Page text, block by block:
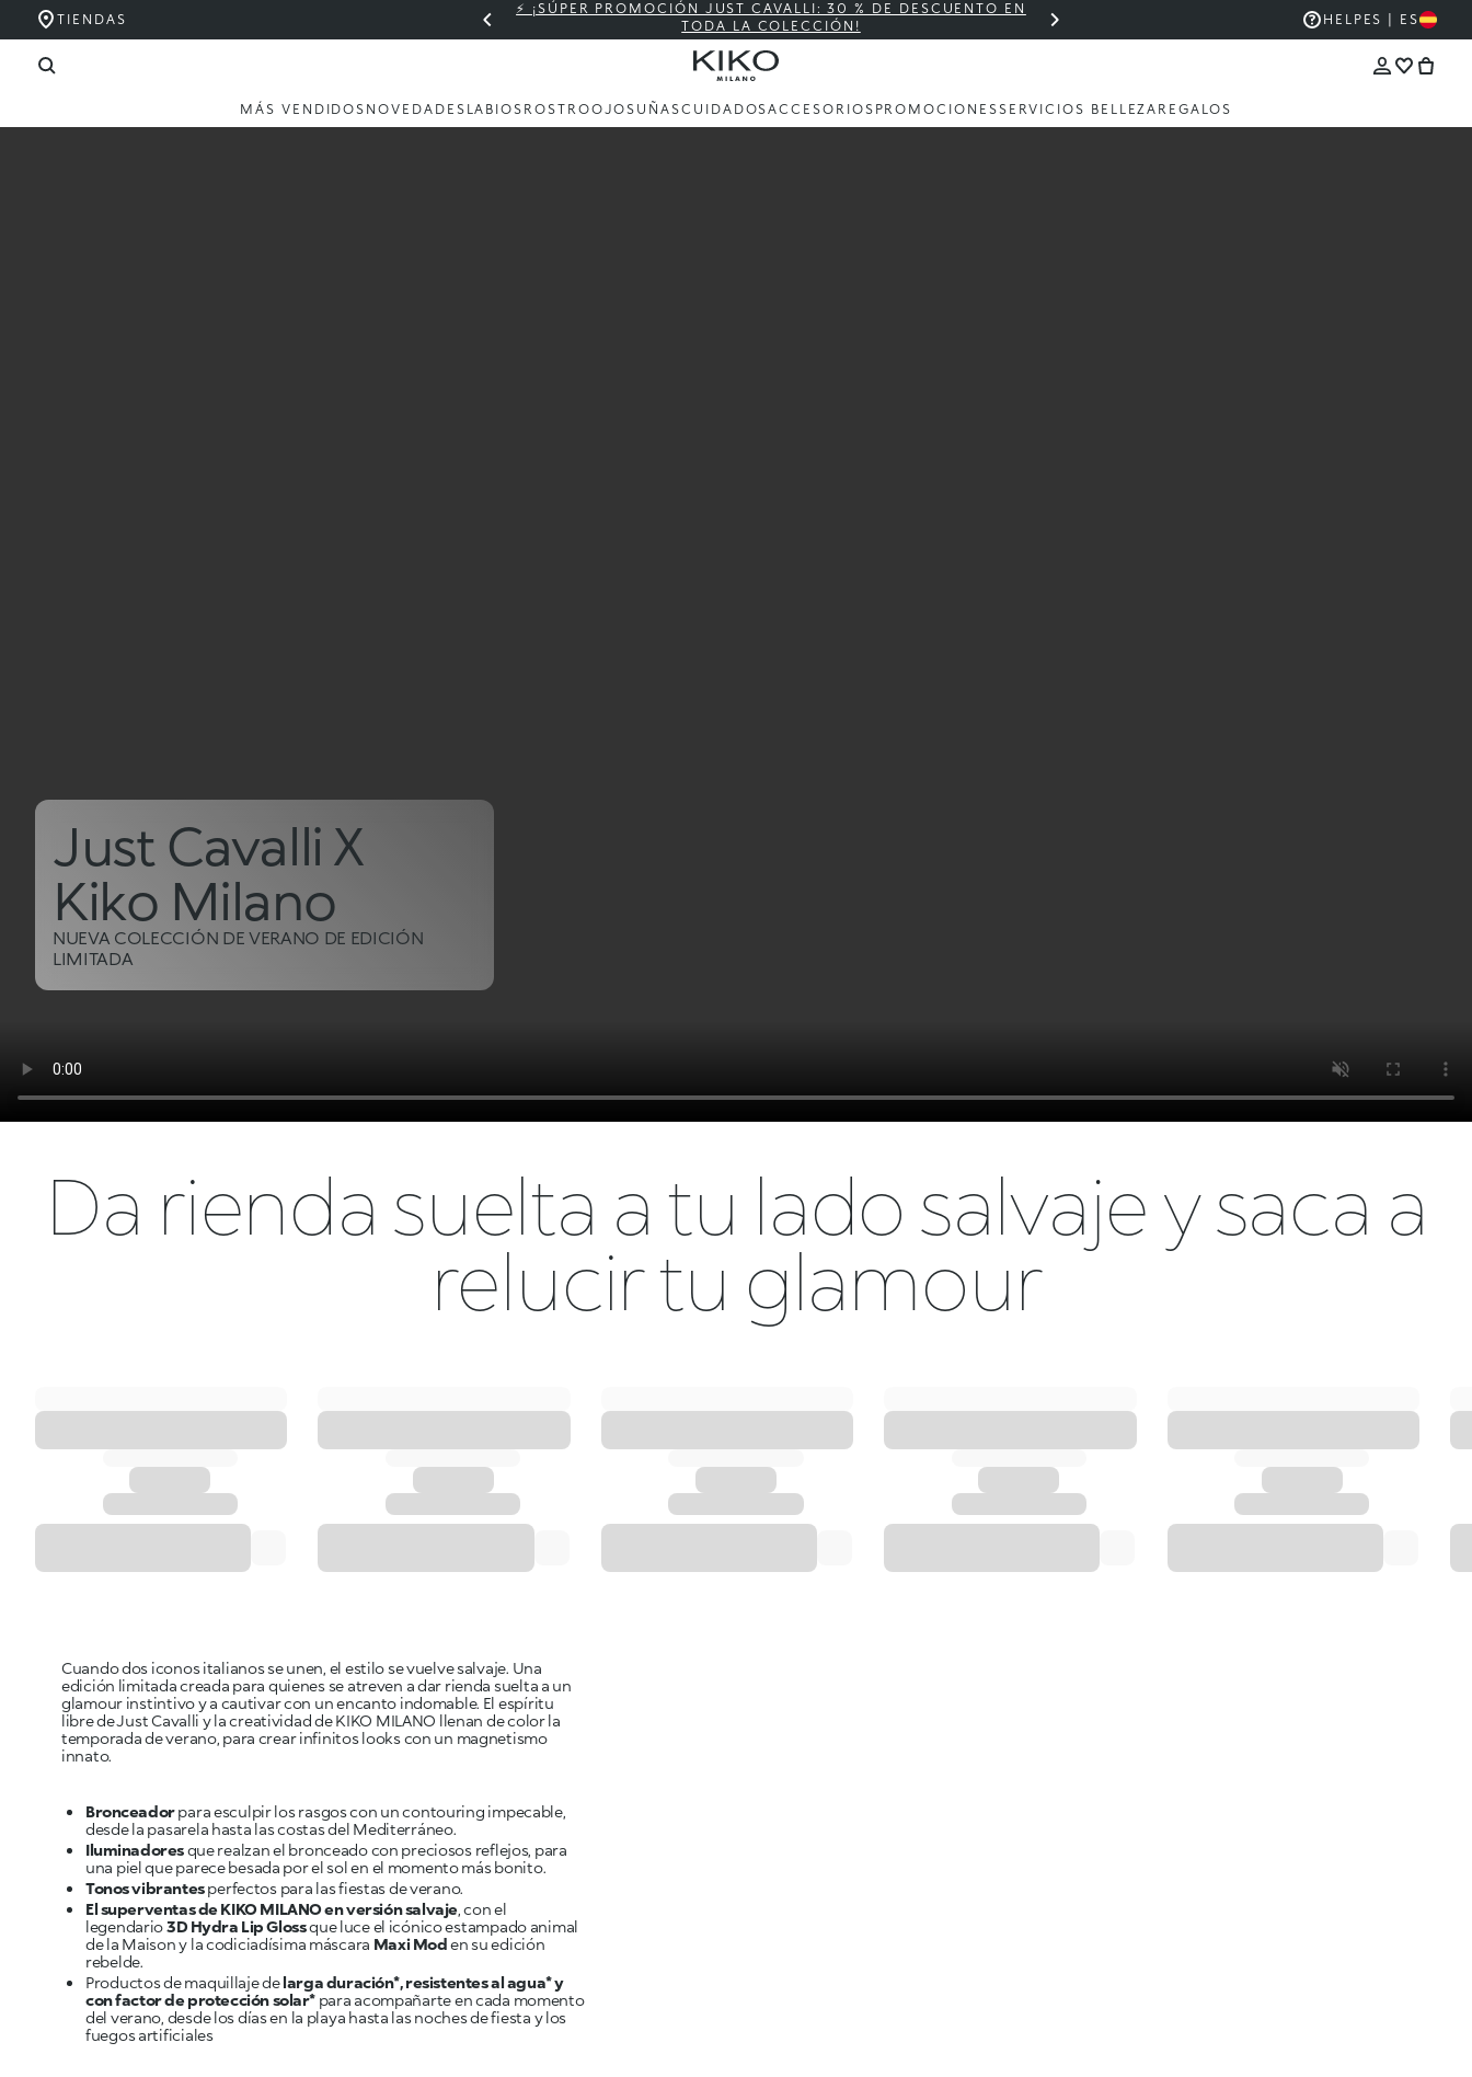
TIENDAS
⚡ ¡SÚPER PROMOCIÓN JUST CAVALLI: 30 % DE DESCUENTO EN
TODA LA COLECCIÓN!
THE KIKO SALE: HASTA UN 50% DE
HELP ES | ES
MÁS VENDIDOS NOVEDADES LABIOS ROSTROOJOS UÑASCUIDADOSACCESORIOS PROMOCIONESSERVICIOS BELLEZA REGALOS
Just Cavalli X
Kiko Milano
NUEVA COLECCIÓN DE VERANO DE EDICIÓN
LIMITADA
Da rienda suelta a tu lado salvaje y saca a
relucir tu glamour
Cuando dos iconos italianos se unen, el estilo se vuelve salvaje. Una
edición limitada creada para quienes se atreven a dar rienda suelta a un
glamour instintivo y a cautivar con un encanto indomable. El espíritu
libre de Just Cavalli y la creatividad de KIKO MILANO llenan de color la
temporada de verano, para crear infinitos looks con un magnetismo
innato.
Bronceadorpara esculpir los rasgos con un contouring impecable,
desde la pasarela hasta las costas del Mediterráneo.
Iluminadoresque realzan el bronceado con preciosos reflejos, para
una piel que parece besada por el sol en el momento más bonito.
Tonos vibrantesperfectos para las fiestas de verano.
El superventas de KIKO MILANO en versión salvaje, con el
legendario3D Hydra Lip Glossque luce el icónico estampado animal
de la Maison y la codiciadísima máscara Maxi Moden su edición
rebelde.
Productos de maquillaje delarga duración*, resistentes al agua* y
con factor de protección solar* para acompañarte en cada momento
del verano, desde los días en la playa hasta las noches de fiesta y los
fuegos artificiales